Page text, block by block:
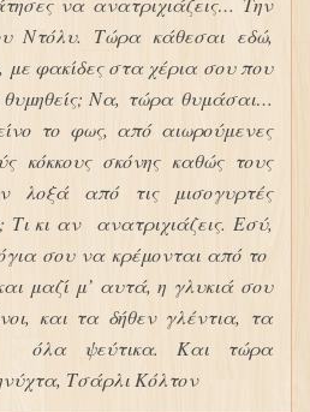
Ντόλυ. Τώρα κάθεσαι εδώ,
με φακίδες στα χέρια σου που
Να, τώρα θυμάσαι…
το φως, από αιωρούμενες
κόκκους σκόνης καθώς τους
λοξά από τις μισογυρτές
Τι κι αν ανατριχιάζεις. Εσύ,
σου να κρέμονται από το
μαζί μ’ αυτά, η γλυκιά σου
και τα δήθεν γλέντια, τα
όλα ψεύτικα. Και τώρα
Τσάρλι Κόλτον